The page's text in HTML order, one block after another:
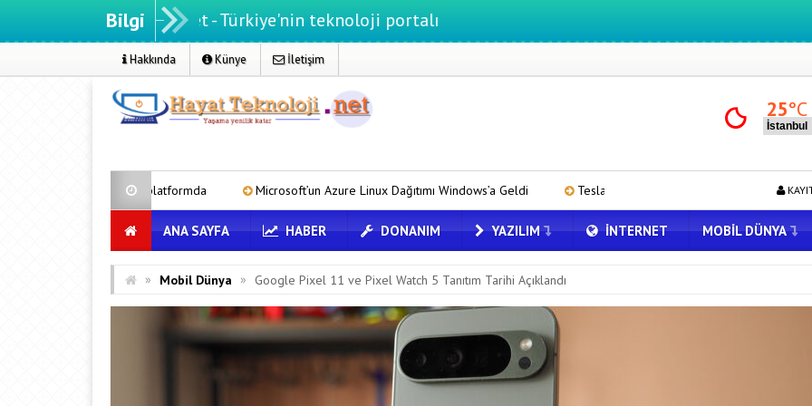
Bilgi
- Türkiye'nin teknoloji portalı
Hakkında Künye İletişim
25°C
Microsoft’un Azure Linux Dağıtımı Windows’a Geldi Tesla için Grok Türkiye’de! Model Y’de Türkçe Grok’u İndirip
ANA SAYFA HABER DONANIM YAZILIM İNTERNET MOBIL DÜNYA
» Mobil Dünya » Google Pixel 11 ve Pixel Watch 5 Tanıtım Tarihi Açıklandı